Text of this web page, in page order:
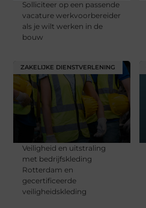
Solliciteer op een passende
vacature werkvoorbereider
als je wilt werken in de
bouw
ZAKELIJKE DIENSTVERLENING
Veiligheid en uitstraling
met bedrijfskleding
Rotterdam en
gecertificeerde
veiligheidskleding